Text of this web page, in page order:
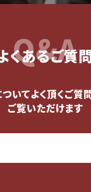
Q&A
くあるご質
いてよく頂くご質
ご覧いただけます